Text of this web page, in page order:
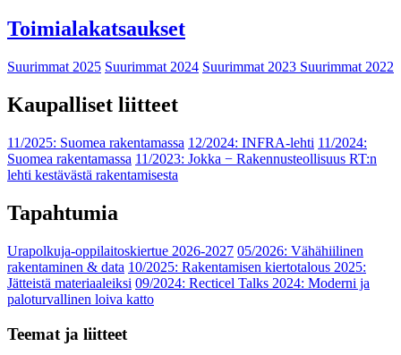
Toimialakatsaukset
Suurimmat 2025 Suurimmat 2024 Suurimmat 2023 Suurimmat 2022
Kaupalliset liitteet
11/2025: Suomea rakentamassa 12/2024: INFRA-lehti 11/2024:
Suomea rakentamassa 11/2023: Jokka − Rakennusteollisuus RT:n
lehti kestävästä rakentamisesta
Tapahtumia
Urapolkuja-oppilaitoskiertue 2026-2027 05/2026: Vähähiilinen
rakentaminen & data 10/2025: Rakentamisen kiertotalous 2025:
Jätteistä materiaaleiksi 09/2024: Recticel Talks 2024: Moderni ja
paloturvallinen loiva katto
Teemat ja liitteet